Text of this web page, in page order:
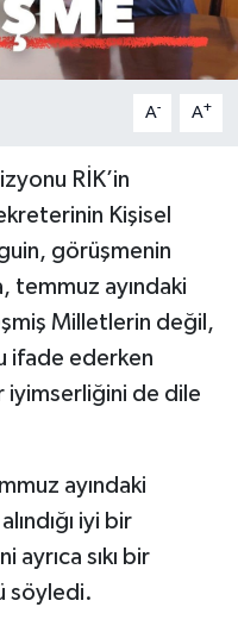
A- A+
RİK’in
Kişisel
görüşmenin
temmuz ayındaki
Milletlerin değil,
ifade ederken
iyimserliğini de dile
ayındaki
iyi bir
sıkı bir
söyledi.